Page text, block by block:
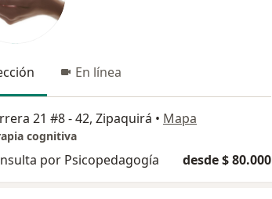
En línea
21 #8 - 42, Zipaquirá • Mapa
cognitiva
por Psicopedagogía desde $ 80.000